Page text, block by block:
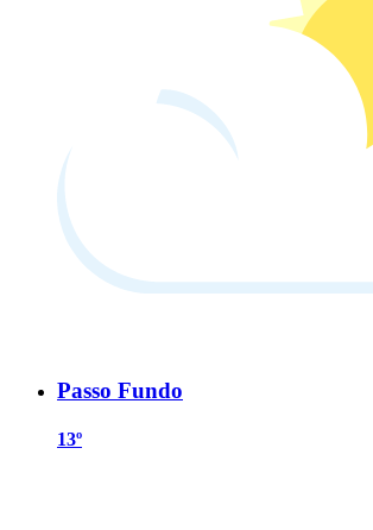
Passo Fundo
13º